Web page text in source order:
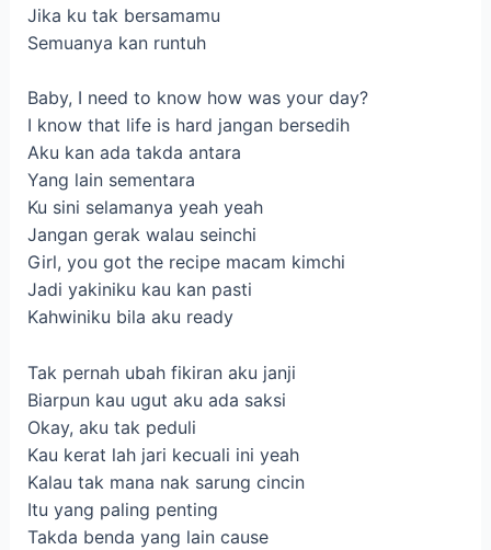
Jika ku tak bersamamu
Semuanya kan runtuh
Baby, I need to know how was your day?
I know that life is hard jangan bersedih
Aku kan ada takda antara
Yang lain sementara
Ku sini selamanya yeah yeah
Jangan gerak walau seinchi
Girl, you got the recipe macam kimchi
Jadi yakiniku kau kan pasti
Kahwiniku bila aku ready
Tak pernah ubah fikiran aku janji
Biarpun kau ugut aku ada saksi
Okay, aku tak peduli
Kau kerat lah jari kecuali ini yeah
Kalau tak mana nak sarung cincin
Itu yang paling penting
Takda benda yang lain cause